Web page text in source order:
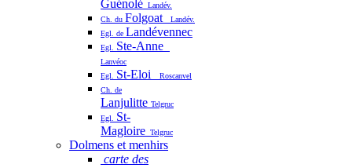
Guénolé Landév.
Ch. du Folgoat
Landév.
Egl. de Landévennec
Egl. Ste-Anne
Lanvéoc
Egl. St-Eloi
Roscanvel
Ch. de
Lanjulitte Telgruc
Egl. St-
Magloire Telgruc
Dolmens et menhirs
carte des